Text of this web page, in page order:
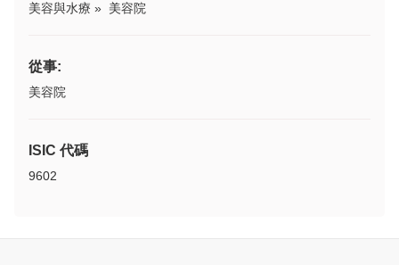
美容與水療 » 美容院
從事:
美容院
ISIC 代碼
9602